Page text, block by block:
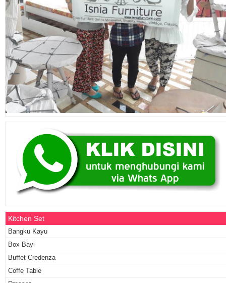
Kitchen Set
Bangku Kayu
Box Bayi
Buffet Credenza
Coffe Table